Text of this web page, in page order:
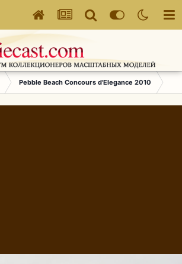
Pebble Beach Concours d'Elegance 2010